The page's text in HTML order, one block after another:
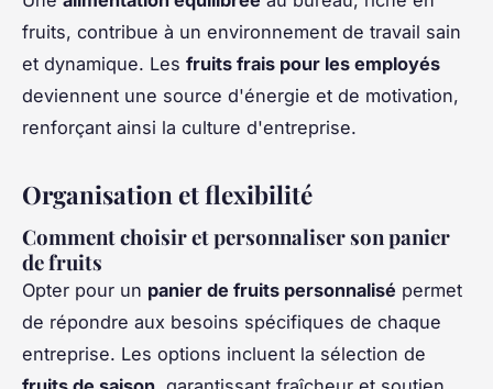
fruits, contribue à un environnement de travail sain
et dynamique. Les fruits frais pour les employés
deviennent une source d'énergie et de motivation,
renforçant ainsi la culture d'entreprise.
Organisation et flexibilité
Comment choisir et personnaliser son panier
de fruits
Opter pour un panier de fruits personnalisé permet
de répondre aux besoins spécifiques de chaque
entreprise. Les options incluent la sélection de